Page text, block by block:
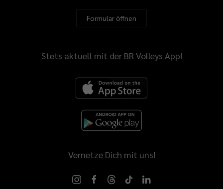
Formular öffnen
Stets aktuell mit der BR Volleys App!
Vernetze Dich mit uns!